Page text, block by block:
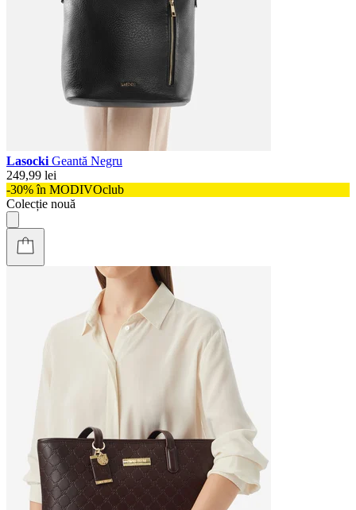
Lasocki Geantă Negru
249,99 lei
-30% în MODIVOclub
Colecție nouă